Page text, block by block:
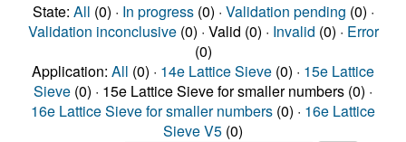
State: All (0) · In progress(0) · Validation pending (0) ·
Validation inconclusive(0) · Valid (0) · Invalid (0) · Error
(0)
Application: All (0) · 14e Lattice Sieve (0) · 15e Lattice
Sieve (0) · 15e Lattice Sieve for smaller numbers (0) ·
16e Lattice Sieve for smaller numbers (0) · 16e Lattice
Sieve V5 (0)